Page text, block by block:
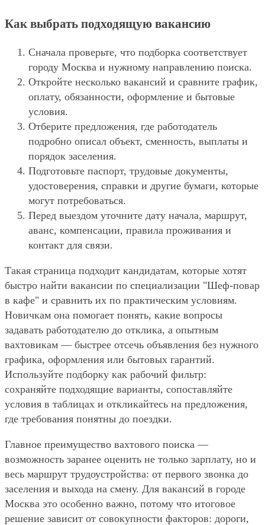
Как выбрать подходящую вакансию
Сначала проверьте, что подборка соответствует
городу Москва и нужному направлению поиска.
Откройте несколько вакансий и сравните график,
оплату, обязанности, оформление и бытовые
условия.
Отберите предложения, где работодатель
подробно описал объект, сменность, выплаты и
порядок заселения.
Подготовьте паспорт, трудовые документы,
удостоверения, справки и другие бумаги, которые
могут потребоваться.
Перед выездом уточните дату начала, маршрут,
аванс, компенсации, правила проживания и
контакт для связи.
Такая страница подходит кандидатам, которые хотят
быстро найти вакансии по специализации "Шеф-повар
в кафе" и сравнить их по практическим условиям.
Новичкам она помогает понять, какие вопросы
задавать работодателю до отклика, а опытным
вахтовикам — быстрее отсечь объявления без нужного
графика, оформления или бытовых гарантий.
Используйте подборку как рабочий фильтр:
сохраняйте подходящие варианты, сопоставляйте
условия в таблицах и откликайтесь на предложения,
где требования понятны до поездки.
Главное преимущество вахтового поиска —
возможность заранее оценить не только зарплату, но и
весь маршрут трудоустройства: от первого звонка до
заселения и выхода на смену. Для вакансий в городе
Москва это особенно важно, потому что итоговое
решение зависит от совокупности факторов: дороги,